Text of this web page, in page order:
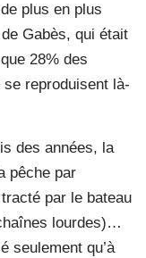
plus en plus
Gabès, qui était
28% des
reproduisent là-
des années, la
pêche par
tracté par le bateau
lourdes)…
seulement qu’à